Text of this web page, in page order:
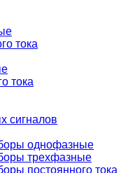
тока
тока
сигналов
однофазные
трехфазные
постоянного тока